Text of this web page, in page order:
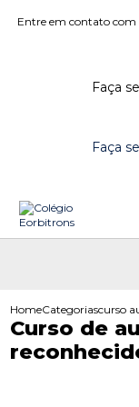
Entre em contato com
Faça
Faça
HomeCategoriascurso
Curso de